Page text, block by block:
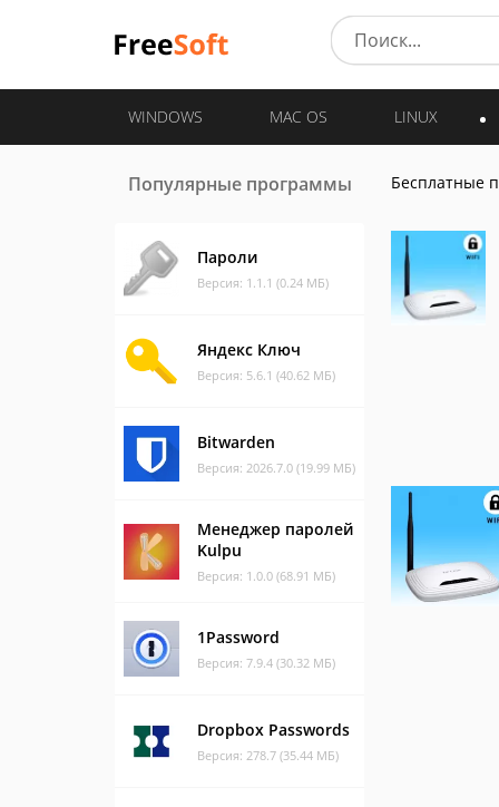
WINDOWS MAC OS LINUX
Популярные программы
Пароли
Версия: 1.1.1 (0.24 МБ)
Яндекс Ключ
Версия: 5.6.1 (40.62 МБ)
Bitwarden
Версия: 2026.7.0 (19.99 МБ)
Менеджер паролей
Kulpu
Версия: 1.0.0 (68.91 МБ)
1Password
Версия: 7.9.4 (30.32 МБ)
Dropbox Passwords
Версия: 278.7 (35.44 МБ)
Бесплатные